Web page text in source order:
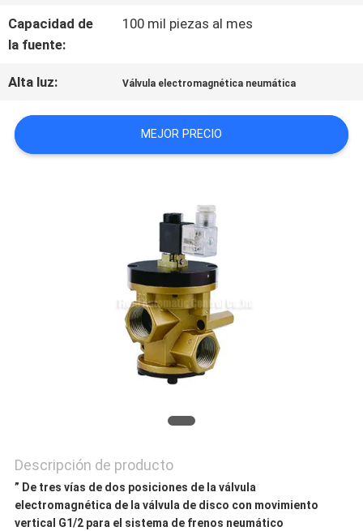
POLÍTICA
Capacidad de
la fuente:
100 mil piezas al mes
Alta luz: Válvula electromagnética neumática
MEJOR PRECIO
Descripción de producto
” De tres vías de dos posiciones de la válvula
electromagnética de la válvula de disco con movimiento
vertical G1/2 para el sistema de frenos neumático